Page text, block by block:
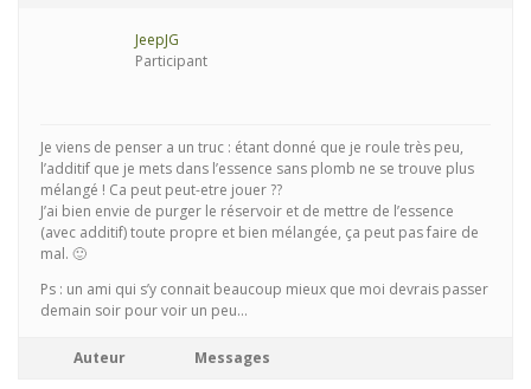
JeepJG
Participant
Je viens de penser a un truc : étant donné que je roule très peu,
l’additif que je mets dans l’essence sans plomb ne se trouve plus
mélangé ! Ca peut peut-etre jouer ??
J’ai bien envie de purger le réservoir et de mettre de l’essence
(avec additif) toute propre et bien mélangée, ça peut pas faire de
mal. 🙂
Ps : un ami qui s’y connait beaucoup mieux que moi devrais passer
demain soir pour voir un peu…
Auteur Messages